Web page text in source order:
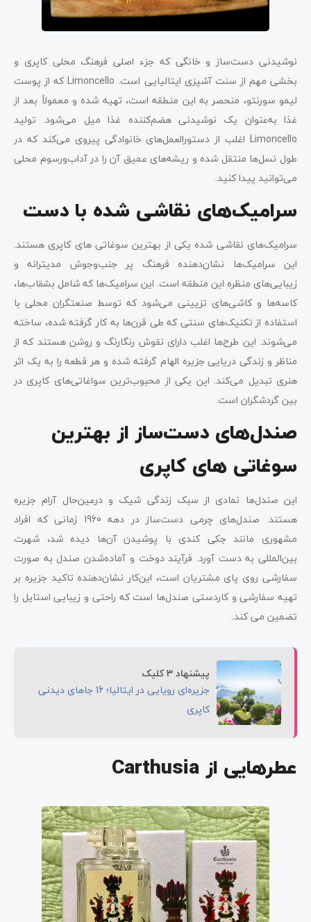
سبد و کیف دستبافت
صابون‌های دست‌ساز
کاشی‌های تزیینی؛ بهترین سوغاتی‌ های کاپری
شمع‌های معطر
Lace Parasol؛ بهترین سوغاتی های کاپری
کلاه‌های سنتی کاپری
جعبه جواهرات، الهام گرفته از زیبایی‌های کاپری
چوبی‌های دست‌ساز
کلام آخر سه کلیک درباره بهترین سوغاتی های کاپری
نوشیدنی دست‌ساز و خانگی که جزء اصلی فرهنگ محلی کاپری و
بخشی مهم از سنت آشپزی ایتالیایی است. Limoncello که از پوست
لیمو سورنتو، منحصر به این منطقه است، تهیه شده و معمولاً بعد از
غذا به‌عنوان یک نوشیدنی هضم‌کننده غذا میل می‌شود. تولید
Limoncello اغلب از دستورالعمل‌های خانوادگی پیروی می‌کند که در
طول نسل‌ها منتقل شده و ریشه‌های عمیق آن را در آداب‌ورسوم محلی
می‌توانید پیدا کنید.
سرامیک‌های نقاشی شده با دست
سرامیک‌های نقاشی شده یکی از بهترین سوغاتی های کاپری هستند.
این سرامیک‌ها نشان‌دهنده فرهنگ پر جنب‌وجوش مدیترانه و
زیبایی‌های منظره این منطقه است. این سرامیک‌ها که شامل بشقاب‌ها،
کاسه‌ها و کاشی‌های تزیینی می‌شود که توسط صنعتگران محلی با
استفاده از تکنیک‌های سنتی که طی قرن‌ها به کار گرفته شده‌، ساخته
می‌شوند. این طرح‌ها اغلب دارای نقوش رنگارنگ و روشن هستند که از
مناظر و زندگی دریایی جزیره الهام گرفته شده و هر قطعه را به یک اثر
هنری تبدیل می‌کند. این یکی از محبوب‌ترین سواغاتی‌های کاپری در
بین گردشگران است.
صندل‌های دست‌ساز از بهترین
سوغاتی‌ های کاپری
این صندل‌ها نمادی از سبک زندگی شیک و درعین‌حال آرام جزیره
هستند. صندل‌های چرمی دست‌ساز در دهه 1960 زمانی که افراد
مشهوری مانند جکی کندی با پوشیدن آن‌ها دیده شد، شهرت
بین‌المللی به دست آورد. فرآیند دوخت و آماده‌شدن صندل به صورت
سفارشی روی پای مشتریان است، این‌کار نشان‌دهنده تاکید جزیره بر
تهیه سفارشی و کاردستی صندل‌ها است که راحتی و زیبایی استایل را
تضمین می کند.
پیشنهاد 3 کلیک
جزیره‌ای رویایی در ایتالیا؛ 16 جاهای دیدنی
کاپری
عطرهایی از Carthusia